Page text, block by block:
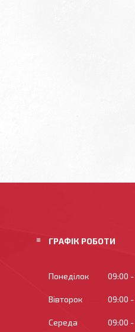
ГРАФІК РОБОТИ
Понеділок 09:00
Вівторок 09:00
Середа 09:00